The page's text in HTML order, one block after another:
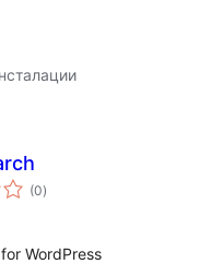
(0общо
оценки
)
WordPress